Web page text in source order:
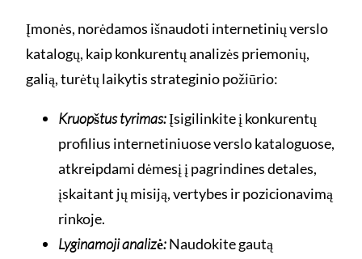
Įmonės, norėdamos išnaudoti internetinių verslo
katalogų, kaip konkurentų analizės priemonių,
galią, turėtų laikytis strateginio požiūrio:
Kruopštus tyrimas:Įsigilinkite į konkurentų
profilius internetiniuose verslo kataloguose,
atkreipdami dėmesį į pagrindines detales,
įskaitant jų misiją, vertybes ir pozicionavimą
rinkoje.
Lyginamoji analizė:Naudokite gautą